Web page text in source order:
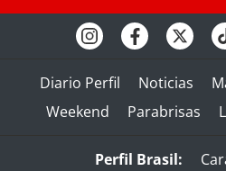
Diario Perfil Noticias
Weekend
Parabrisas
Perfil Brasil: